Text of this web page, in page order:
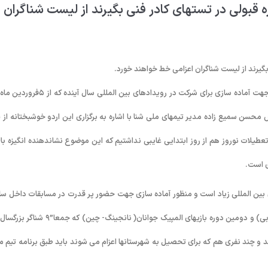
قبولی در تستهای کادر فنی بگیرند از لیست شناگران
از لیست شناگران اعزامی خط خواهند خورد.
به گزارش روابط عمومی فدراسیون شنا، مرحله دوم اردوی متمرکز تیم ملی شنا جهت آماده سازی برای شرکت در رویدادهای بین
همین خصوص محسن سمیع زاده مدیر تیمهای ملی شنا با اشاره به برگزاری این اردو خوشبختانه
نوروز هم از روز ابتدایی غایبی نداشتیم که این موضوع نشاندهنده انگیزه
است.
بین المللی زیاد است و منظور آماده سازی جهت حضور پر قدرت در مسابقات داخل
آسیا(اینچوان – کره)، قهرمانی جهان(بارسلون- اسپانیا)، قهرمانی جوانان جهان(دبی) و دومین دوره بازیهای المپیک جوانان(
و چند نفری هم که برای تحصیل به شهرستانها اعزام می شوند باید طبق برنامه تیم